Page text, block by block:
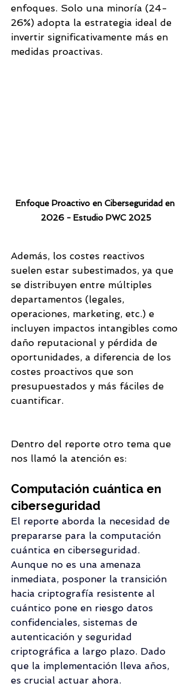
enfoques. Solo una minoría (24-
26%) adopta la estrategia ideal de
invertir significativamente más en
medidas proactivas.
Enfoque Proactivo en Ciberseguridad en
2026 - Estudio PWC 2025
Además, los costes reactivos
suelen estar subestimados, ya que
se distribuyen entre múltiples
departamentos (legales,
operaciones, marketing, etc.) e
incluyen impactos intangibles como
daño reputacional y pérdida de
oportunidades, a diferencia de los
costes proactivos que son
presupuestados y más fáciles de
cuantificar.
Dentro del reporte otro tema que
nos llamó la atención es:
Computación cuántica en
ciberseguridad
El reporte aborda la necesidad de
prepararse para la computación
cuántica en ciberseguridad.
Aunque no es una amenaza
inmediata, posponer la transición
hacia criptografía resistente al
cuántico pone en riesgo datos
confidenciales, sistemas de
autenticación y seguridad
criptográfica a largo plazo. Dado
que la implementación lleva años,
es crucial actuar ahora.